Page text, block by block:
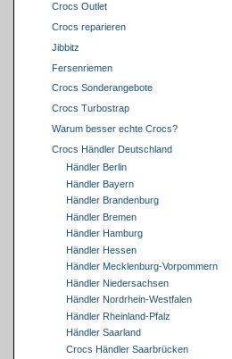
Crocs Outlet
Crocs reparieren
Jibbitz
Fersenriemen
Crocs Sonderangebote
Crocs Turbostrap
Warum besser echte Crocs?
Crocs Händler Deutschland
Händler Berlin
Händler Bayern
Händler Brandenburg
Händler Bremen
Händler Hamburg
Händler Hessen
Händler Mecklenburg-Vorpommern
Händler Niedersachsen
Händler Nordrhein-Westfalen
Händler Rheinland-Pfalz
Händler Saarland
Crocs Händler Saarbrücken